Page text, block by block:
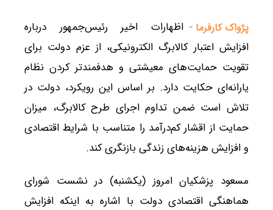
پژواک کارفرما - اظهارات اخیر رئیس‌جمهور درباره
افزایش اعتبار کالابرگ الکترونیکی، از عزم دولت برای
تقویت حمایت‌های معیشتی و هدفمندتر کردن نظام
یارانه‌ای حکایت دارد. بر اساس این رویکرد، دولت در
تلاش است ضمن تداوم اجرای طرح کالابرگ، میزان
حمایت از اقشار کم‌درآمد را متناسب با شرایط اقتصادی
و افزایش هزینه‌های زندگی بازنگری کند.
مسعود پزشکیان امروز (یکشنبه) در نشست شورای
هماهنگی اقتصادی دولت با اشاره به اینکه افزایش